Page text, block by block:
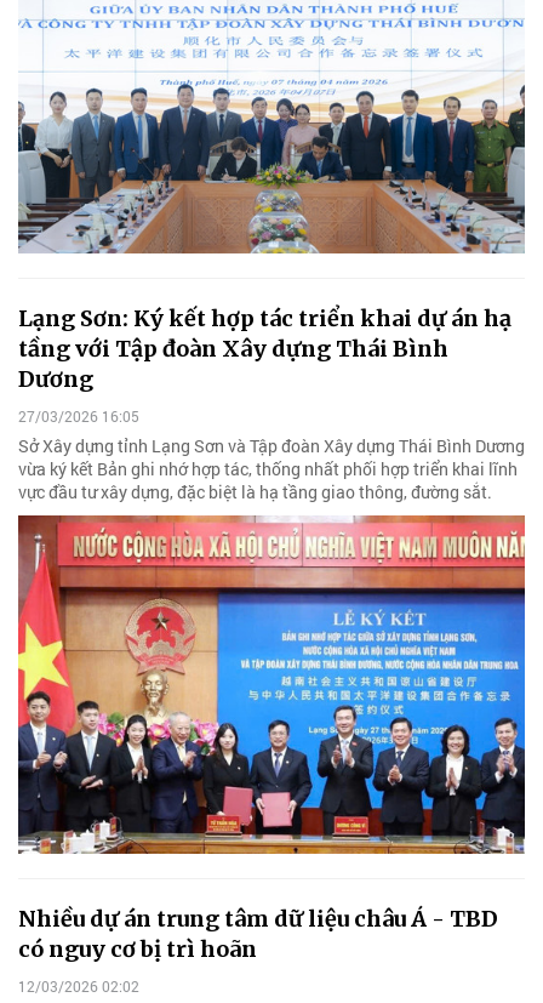
Lạng Sơn: Ký kết hợp tác triển khai dự án hạ
tầng với Tập đoàn Xây dựng Thái Bình
Dương
27/03/2026 16:05
Sở Xây dựng tỉnh Lạng Sơn và Tập đoàn Xây dựng Thái Bình Dương
vừa ký kết Bản ghi nhớ hợp tác, thống nhất phối hợp triển khai lĩnh
vực đầu tư xây dựng, đặc biệt là hạ tầng giao thông, đường sắt.
Nhiều dự án trung tâm dữ liệu châu Á - TBD
có nguy cơ bị trì hoãn
12/03/2026 02:02